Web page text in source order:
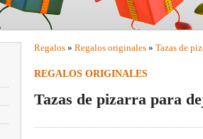
Regalos » Regalos originales » Tazas de
REGALOS ORIGINALES
Tazas de pizarra para